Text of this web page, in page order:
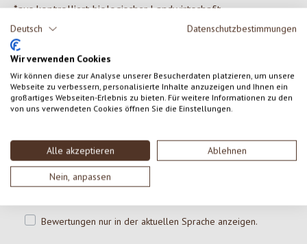
Deutsch Datenschutzbestimmungen
Wir verwenden Cookies
Wir können diese zur Analyse unserer Besucherdaten platzieren, um unsere
Webseite zu verbessern, personalisierte Inhalte anzuzeigen und Ihnen ein
großartiges Webseiten-Erlebnis zu bieten. Für weitere Informationen zu den
von uns verwendeten Cookies öffnen Sie die Einstellungen.
Alle akzeptieren Ablehnen
Nein, anpassen
*aus kontrolliert biologischer Landwirtschaft.
0 von 0 Bewertungen
Teile deine Erfahrungen mit dem Produkt mit anderen Kunden.
SCHREIBE EINE BEWERTUNG
Bewertungen nur in der aktuellen Sprache anzeigen.